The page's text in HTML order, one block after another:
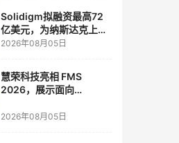
Solidigm拟融资最高72
亿美元，为纳斯达克上市
做准备
2026年08月05日
慧荣科技亮相 FMS
2026，展示面向
存储方案
2026年08月05日